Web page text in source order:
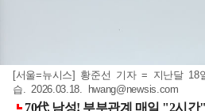
[서울=뉴시스] 황준선 기자 = 지난달 18
습. 2026.03.18. hwang@newsis.com